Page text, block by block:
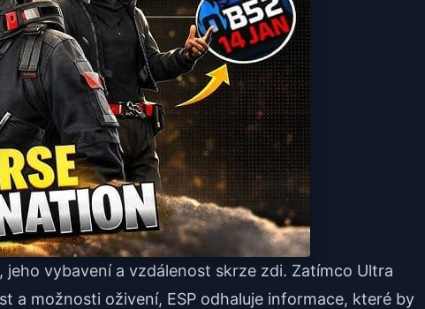
jeho vybavení a vzdálenost skrze zdi. Zatímco Ultra
a možnosti oživení, ESP odhaluje informace, které by